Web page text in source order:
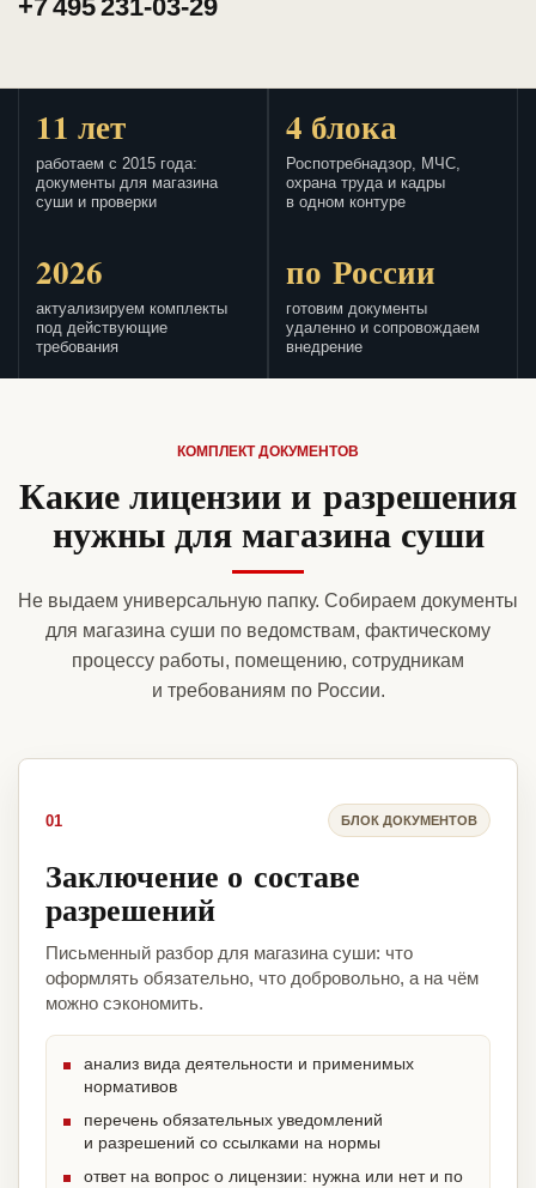
+7 495 231-03-29
11 лет
работаем с 2015 года:
документы для магазина
суши и проверки
4 блока
Роспотребнадзор, МЧС,
охрана труда и кадры
в одном контуре
2026
актуализируем комплекты
под действующие
требования
по России
готовим документы
удаленно и сопровождаем
внедрение
КОМПЛЕКТ ДОКУМЕНТОВ
Какие лицензии и разрешения
нужны для магазина суши
Не выдаем универсальную папку. Собираем документы
для магазина суши по ведомствам, фактическому
процессу работы, помещению, сотрудникам
и требованиям по России.
01 БЛОК ДОКУМЕНТОВ
Заключение о составе
разрешений
Письменный разбор для магазина суши: что
оформлять обязательно, что добровольно, а на чём
можно сэкономить.
анализ вида деятельности и применимых
нормативов
перечень обязательных уведомлений
и разрешений со ссылками на нормы
ответ на вопрос о лицензии: нужна или нет и по